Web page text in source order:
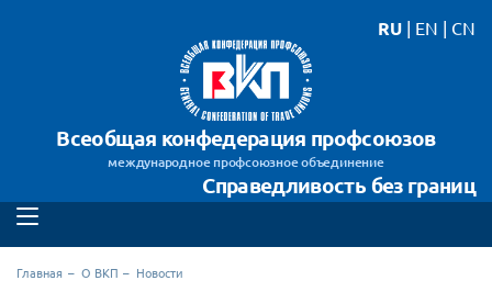
Всеобщая конфедерация профсоюзов
международное профсоюзное объединение
Справедливость без границ
RU | EN | CN
Главная О ВКП Новости